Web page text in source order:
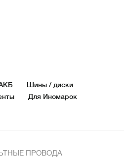
Шины / диски
Для Иномарок
ПРОВОДА